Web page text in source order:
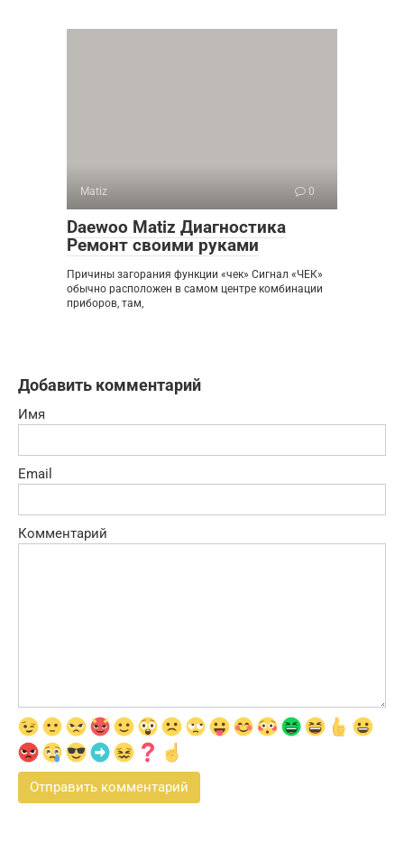
Matiz 0
Daewoo Matiz Диагностика
Ремонт своими руками
Причины загорания функции «чек» Сигнал «ЧЕК»
обычно расположен в самом центре комбинации
приборов, там,
Добавить комментарий
Имя
Email
Комментарий